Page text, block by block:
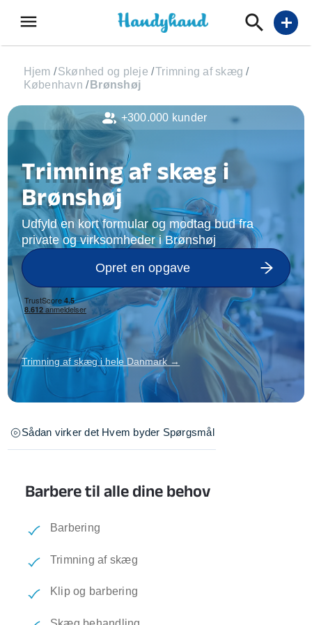
menu add
Hjem /Skønhed og pleje /Trimning af skæg /
København / Brønshøj
Trimning af skæg i
Brønshøj
Udfyld en kort formular og modtag bud fra
private og virksomheder i Brønshøj
Opret en opgave
Trimning af skæg i hele Danmark →
Sådan virker det Hvem byder Spørgsmål
Barbere til alle dine behov
Barbering
Trimning af skæg
Klip og barbering
+300.000 kunder